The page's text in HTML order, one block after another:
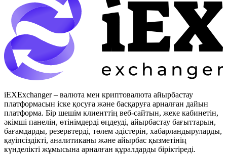
iEXExchanger – валюта мен криптовалюта айырбастау
платформасын іске қосуға және басқаруға арналған дайын
платформа. Бір шешім клиенттің веб-сайтын, жеке кабинетін,
әкімші панелін, өтінімдерді өңдеуді, айырбастау бағыттарын,
бағамдарды, резервтерді, төлем әдістерін, хабарландыруларды,
қауіпсіздікті, аналитиканы және айырбас қызметінің
күнделікті жұмысына арналған құралдарды біріктіреді.